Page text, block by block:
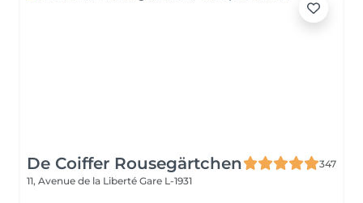
De Coiffer Rousegärtchen
347
11, Avenue de la Liberté Gare L-1931